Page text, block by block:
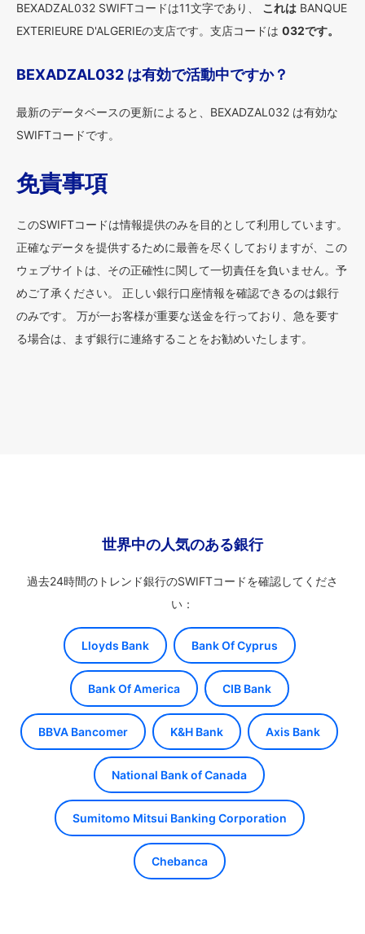
BEXADZAL032 SWIFTコードは11文字であり、 これは BANQUE
EXTERIEURE D'ALGERIEの支店です。支店コードは 032です。
BEXADZAL032 は有効で活動中ですか？
最新のデータベースの更新によると、BEXADZAL032 は有効な
SWIFTコードです。
免責事項
このSWIFTコードは情報提供のみを目的として利用しています。
正確なデータを提供するために最善を尽くしておりますが、この
ウェブサイトは、その正確性に関して一切責任を負いません。予
めご了承ください。 正しい銀行口座情報を確認できるのは銀行
のみです。 万が一お客様が重要な送金を行っており、急を要す
る場合は、まず銀行に連絡することをお勧めいたします。
世界中の人気のある銀行
過去24時間のトレンド銀行のSWIFTコードを確認してくださ
い：
Lloyds Bank Bank Of Cyprus
Bank Of America CIB Bank
BBVA Bancomer K&H Bank Axis Bank
National Bank of Canada
Sumitomo Mitsui Banking Corporation
Chebanca